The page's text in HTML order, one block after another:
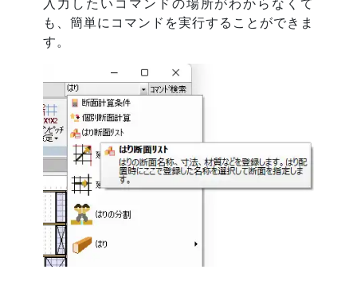
も、簡単にコマンドを実行することができま
す。